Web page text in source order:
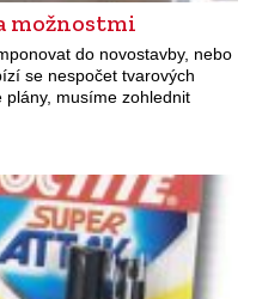
možnostmi
do novostavby, nebo
se nespočet tvarových
musíme zohlednit